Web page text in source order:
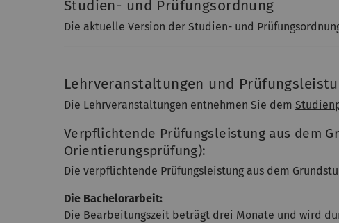
Studien- und Prüfungsordnung
Die aktuelle Version der Studien- und
Lehrveranstaltungen und
Die Lehrveranstaltungen entnehmen Sie dem
Verpflichtende Prüfungsleistung aus dem
Orientierungsprüfung):
Die verpflichtende Prüfungsleistung aus dem
Die Bachelorarbeit:
Die Bearbeitungszeit beträgt drei Monate und wird